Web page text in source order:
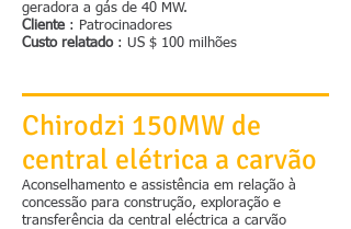
geradora a gás de 40 MW.
Cliente : Patrocinadores
Custo relatado: US $ 100 milhões
Chirodzi 150MW de
central elétrica a carvão
Aconselhamento e assistência em relação à
concessão para construção, exploração e
transferência da central eléctrica a carvão